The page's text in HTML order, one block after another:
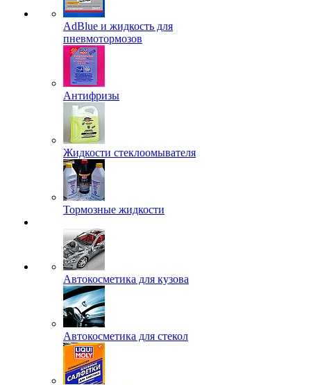
AdBlue и жидкость для
пневмотормозов
Антифризы
Жидкости стеклоомывателя
Тормозные жидкости
Автокосметика для кузова
Автокосметика для стекол